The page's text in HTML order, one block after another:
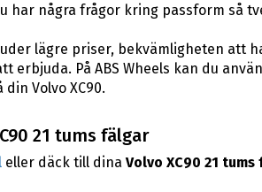
har några frågor kring passform så
lägre priser, bekvämligheten att
erbjuda. På ABS Wheels kan du
Volvo XC90.
21 tums fälgar
eller däck till dina Volvo XC90 21